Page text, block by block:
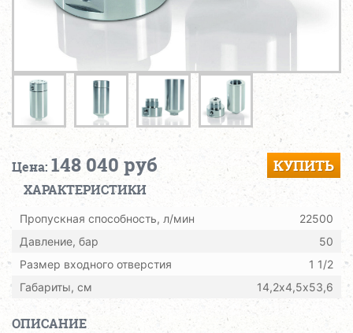
Цена: 148 040 руб КУПИТЬ
ХАРАКТЕРИСТИКИ
Пропускная способность, л/мин
22500
Давление, бар
50
Размер входного отверстия
1 1/2
Габариты, см
14,2х4,5х53,6
ОПИСАНИЕ